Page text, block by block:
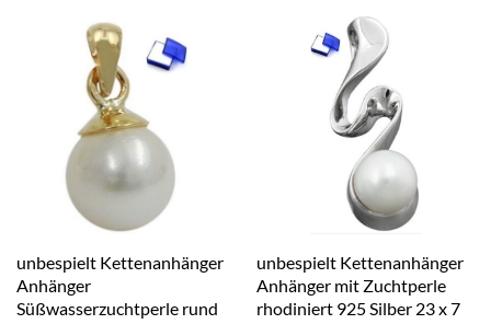
unbespielt Kettenanhänger
Anhänger
Süßwasserzuchtperle rund
unbespielt Kettenanhänger
Anhänger mit Zuchtperle
rhodiniert 925 Silber 23 x 7